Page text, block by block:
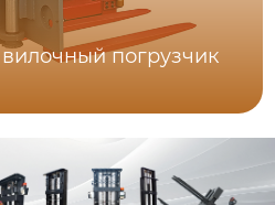
погрузчик